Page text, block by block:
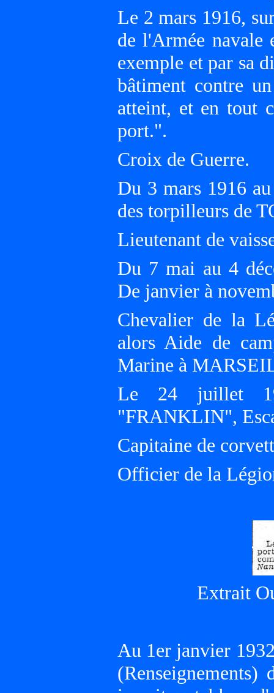
Le 2 mars 1916,
de l'Armée navale
exemple et par sa
bâtiment contre
atteint, et en tout
port.".
Croix de Guerre.
Du 3 mars 1916
des torpilleurs de
Lieutenant de
Du 7 mai au 4
De janvier à
Chevalier de la
alors Aide de
Marine à
Le 24 juillet
"FRANKLIN",
Capitaine de
Officier de la
Extrait
Au 1er janvier